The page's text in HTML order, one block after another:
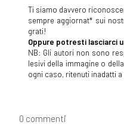
Ti siamo davvero
sempre aggiornat* sui
grati!
Oppure potresti lasciarci
NB: Gli autori non sono
lesivi della immagine o
ogni caso, ritenuti inadatti
0 commenti